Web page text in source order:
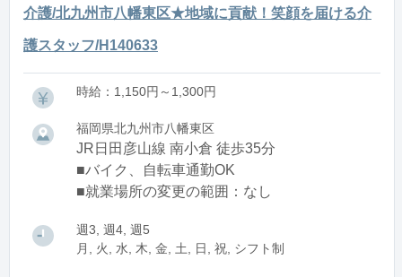
介護/北九州市八幡東区★地域に貢献！笑顔を届ける介
護スタッフ/H140633
時給：1,150円～1,300円
福岡県北九州市八幡東区
JR日田彦山線 南小倉 徒歩35分
■バイク、自転車通勤OK
■就業場所の変更の範囲：なし
週3, 週4, 週5
月, 火, 水, 木, 金, 土, 日, 祝, シフト制